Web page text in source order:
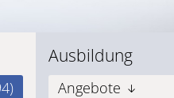
Ausbildung
Angebote